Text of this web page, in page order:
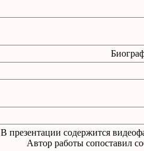
В презентации содержится
Автор работы сопоставил